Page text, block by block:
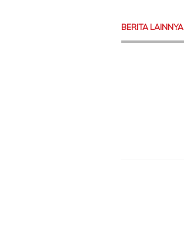
BERITA LAINNYA